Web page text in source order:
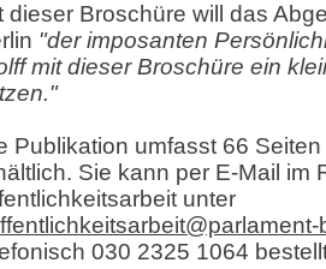
dieser Broschüre will das
"der imposanten
mit dieser Broschüre ein
Publikation umfasst 66
Sie kann per E-Mail im
unter
030 2325 1064